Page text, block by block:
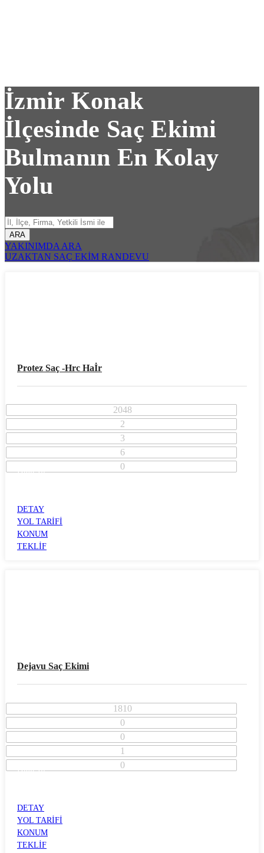
İzmir Konak
İlçesinde Saç Ekimi
Bulmanın En Kolay
Yolu
ARA
YAKINIMDA ARA
UZAKTAN SAÇ EKİM RANDEVU
Protez Saç -hrc Haİr
2048
2
3
6
0
İzmir İli
DETAY
YOL TARİFİ
KONUM
TEKLİF
Dejavu Saç Ekimi
1810
0
0
1
0
İzmir İli
DETAY
YOL TARİFİ
KONUM
TEKLİF